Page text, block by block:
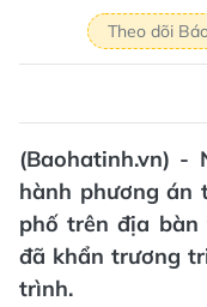
Theo dõi
(Baohatinh.vn) -
hành phương án
phố trên địa bàn
đã khẩn trương
trình.